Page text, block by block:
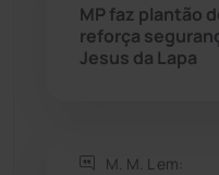
Sebastião
MP faz plantão
reforça
Jesus da Lapa
M. M. L em: